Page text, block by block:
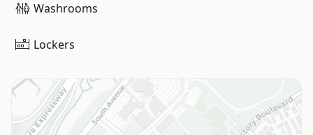
Washrooms
Lockers